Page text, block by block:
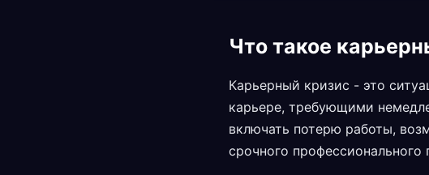
Что такое
Карьерный кризис - это
карьере, требующими
включать потерю работы,
срочного профессионального